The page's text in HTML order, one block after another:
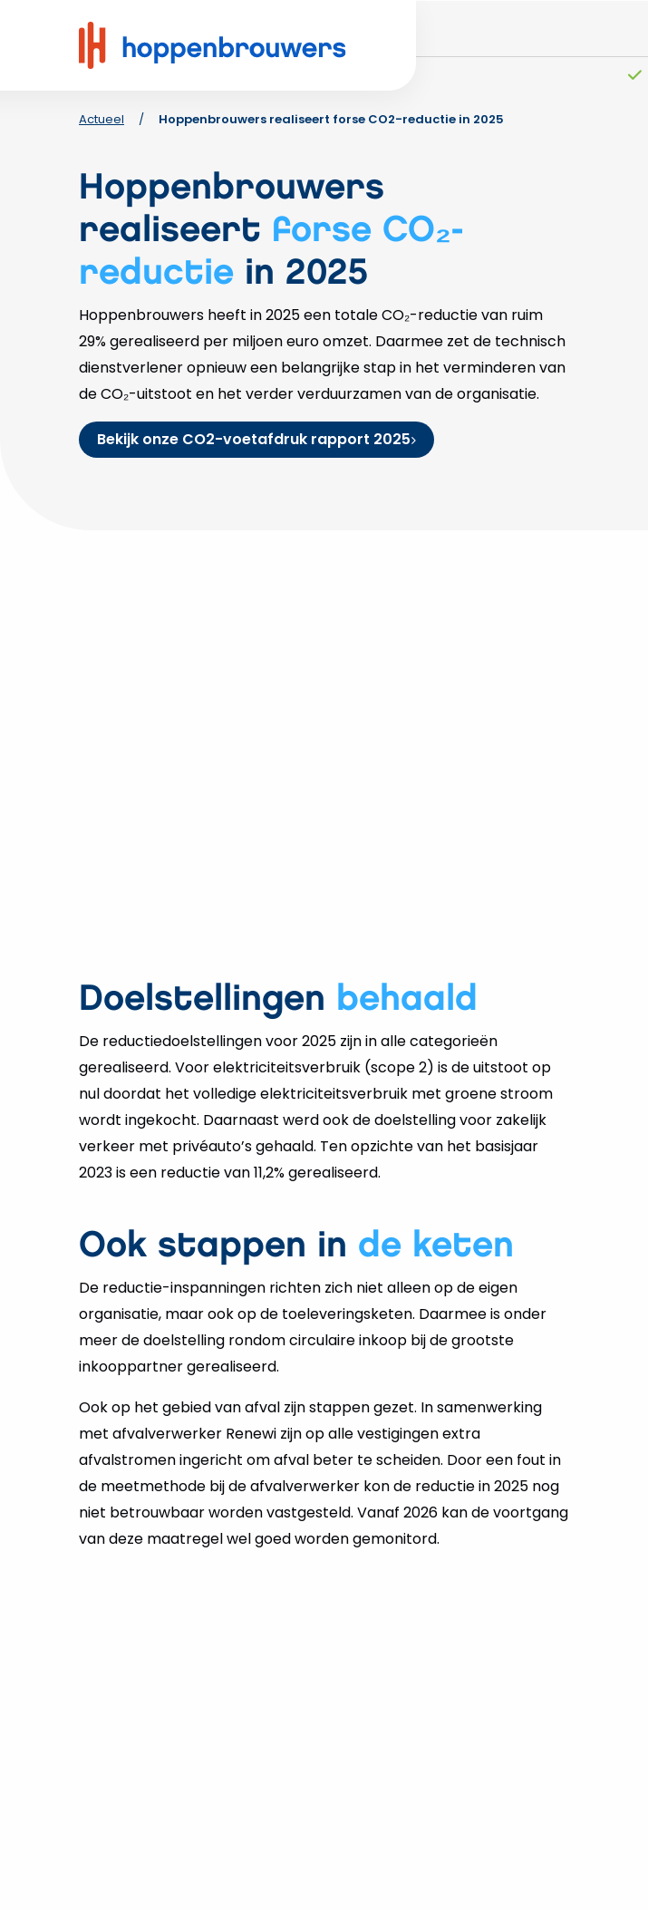
Hoppenbrouwers
Waar
leeft
Actueel / Hoppenbrouwers realiseert forse CO2-reductie in 2025
Hoppenbrouwers
realiseert forse CO₂-
reductie in 2025
Hoppenbrouwers heeft in 2025 een totale CO₂-reductie van ruim
29% gerealiseerd per miljoen euro omzet. Daarmee zet de technisch
dienstverlener opnieuw een belangrijke stap in het verminderen van
de CO₂-uitstoot en het verder verduurzamen van de organisatie.
Bekijk onze CO2-voetafdruk rapport 2025
Doelstellingen behaald
De reductiedoelstellingen voor 2025 zijn in alle categorieën
gerealiseerd. Voor elektriciteitsverbruik (scope 2) is de uitstoot op
nul doordat het volledige elektriciteitsverbruik met groene stroom
wordt ingekocht. Daarnaast werd ook de doelstelling voor zakelijk
verkeer met privéauto’s gehaald. Ten opzichte van het basisjaar
2023 is een reductie van 11,2% gerealiseerd.
Ook stappen in de keten
De reductie-inspanningen richten zich niet alleen op de eigen
organisatie, maar ook op de toeleveringsketen. Daarmee is onder
meer de doelstelling rondom circulaire inkoop bij de grootste
inkooppartner gerealiseerd.
Ook op het gebied van afval zijn stappen gezet. In samenwerking
met afvalverwerker Renewi zijn op alle vestigingen extra
afvalstromen ingericht om afval beter te scheiden. Door een fout in
de meetmethode bij de afvalverwerker kon de reductie in 2025 nog
niet betrouwbaar worden vastgesteld. Vanaf 2026 kan de voortgang
van deze maatregel wel goed worden gemonitord.